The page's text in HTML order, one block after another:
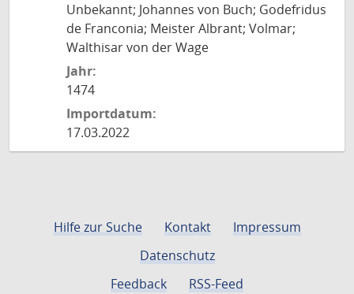
Unbekannt; Johannes von Buch; Godefridus
de Franconia; Meister Albrant; Volmar;
Walthisar von der Wage
Jahr:
1474
Importdatum:
17.03.2022
Hilfe zur Suche Kontakt
Impressum
Datenschutz
Feedback
RSS-Feed